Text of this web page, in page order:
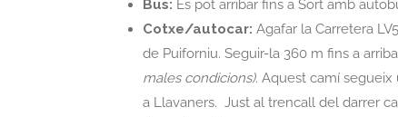
Bus: Es pot arribar fins a Sort amb
Cotxe/autocar: Agafar la Carretera
de Puiforniu. Seguir-la 360 m fins a
males condicions). Aquest camí segueix
a Llavaners. Just al trencall del darrer